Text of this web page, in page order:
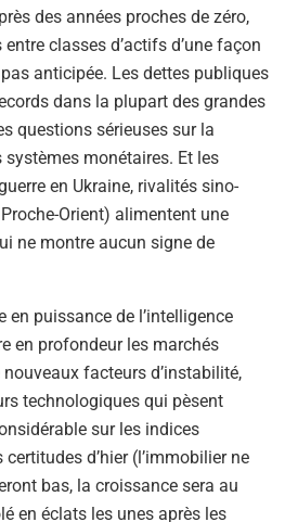
des années proches de zéro,
classes d’actifs d’une façon
anticipée. Les dettes publiques
dans la plupart des grandes
questions sérieuses sur la
monétaires. Et les
en Ukraine, rivalités sino-
Orient) alimentent une
ne montre aucun signe de
en puissance de l’intelligence
en profondeur les marchés
facteurs d’instabilité,
technologiques qui pèsent
sur les indices
d’hier (l’immobilier ne
bas, la croissance sera au
en éclats les unes après les